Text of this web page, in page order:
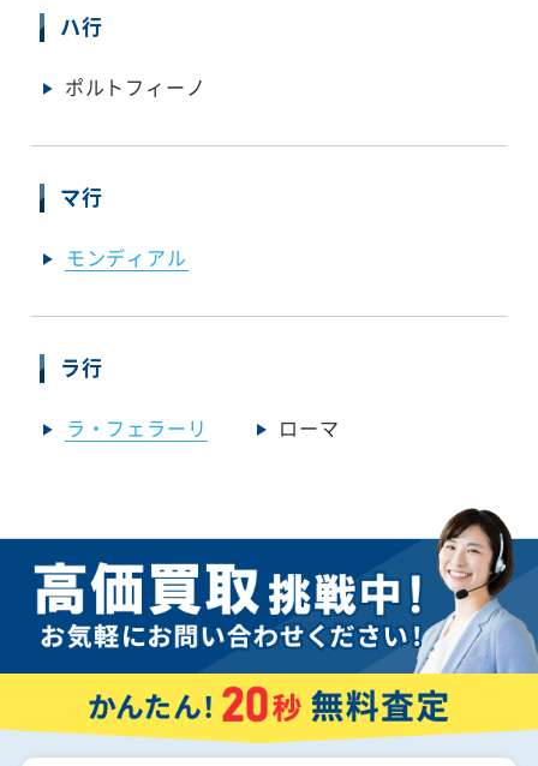
ハ行
ポルトフィーノ
マ行
モンディアル
ラ行
ラ・フェラーリ ローマ